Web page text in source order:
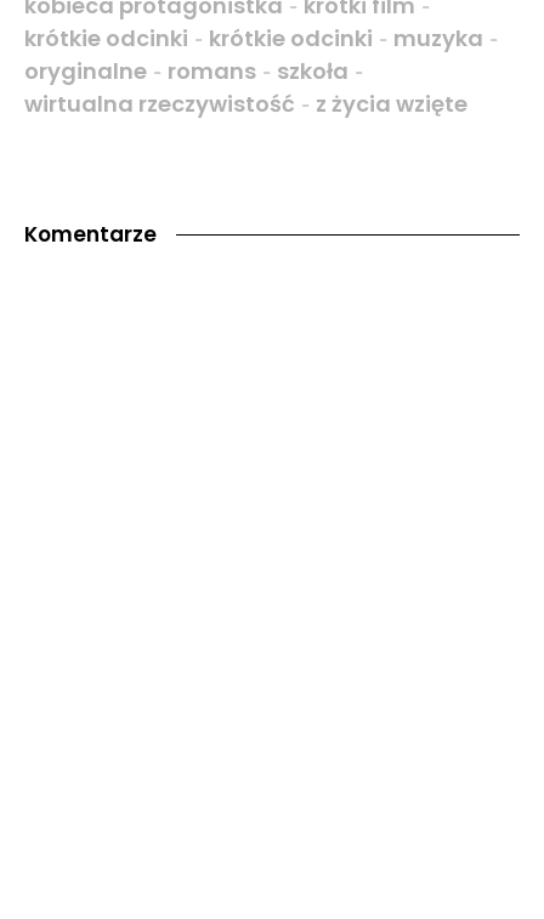
- -
krótkie odcinki - krótkie odcinki - muzyka -
oryginalne - romans - szkoła -
wirtualna rzeczywistość - z życia wzięte
Komentarze